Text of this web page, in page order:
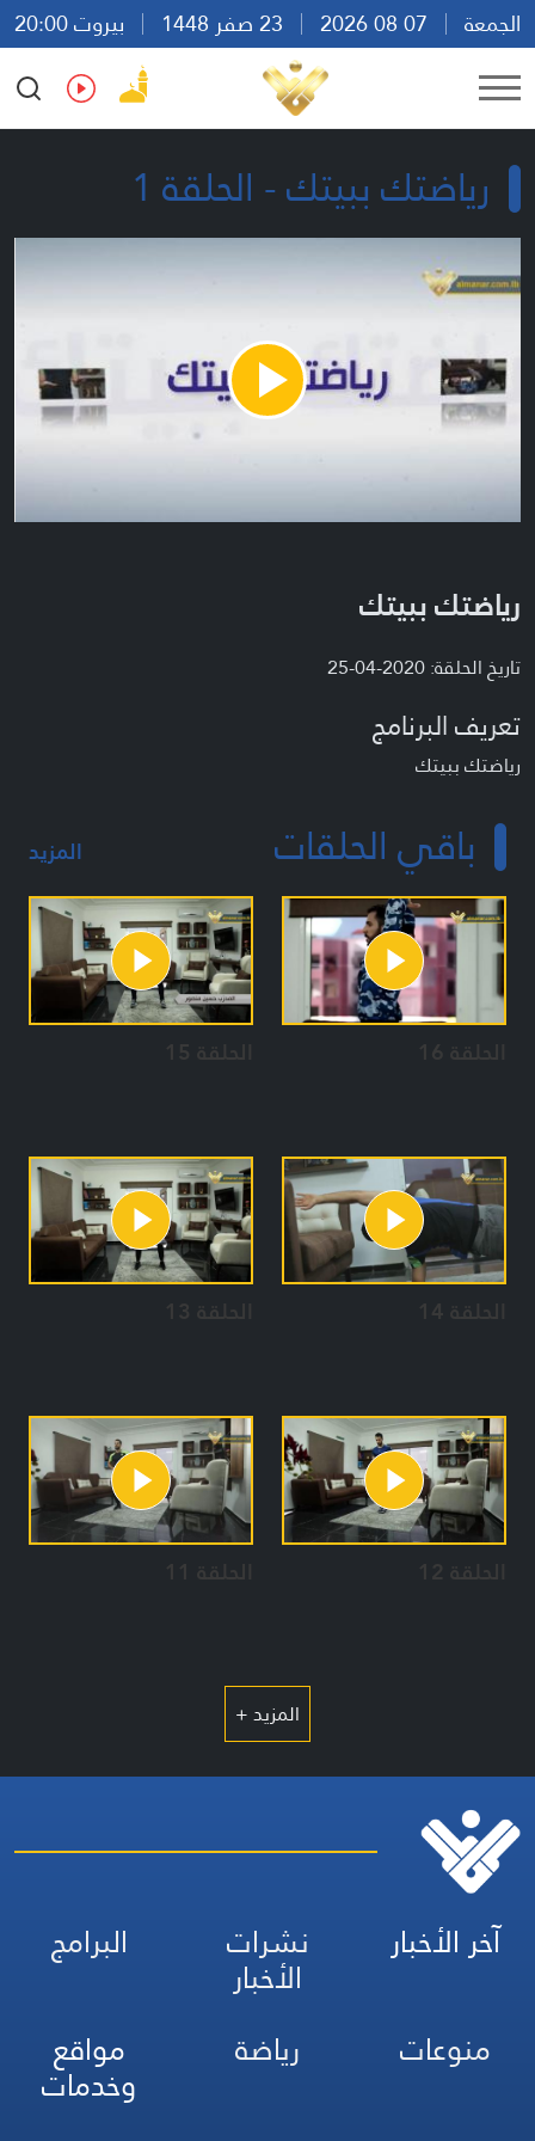
الجمعة
بيروت 20:00
Ar
En Fr Es
رياضتك ببيتك - الحلقة 1
Play
Video
رياضتك ببيتك
تاريخ الحلقة: 2020-04-25
تعريف البرنامج
رياضتك ببيتك
باقي الحلقات المزيد
الحلقة 16 الحلقة 15
الحلقة 14 الحلقة 13
الحلقة 12 الحلقة 11
المزيد +
آخر الأخبار نشرات
الأخبار
البرامج
منوعات
رياضة مواقع
وخدمات